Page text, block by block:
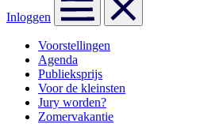
Inloggen
Voorstellingen
Agenda
Publieksprijs
Voor de kleinsten
Jury worden?
Zomervakantie